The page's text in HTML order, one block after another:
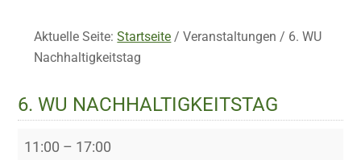
Aktuelle Seite:Startseite / Veranstaltungen/ 6. WU
Nachhaltigkeitstag
6. WU NACHHALTIGKEITSTAG
6.
11:00 – 17:00